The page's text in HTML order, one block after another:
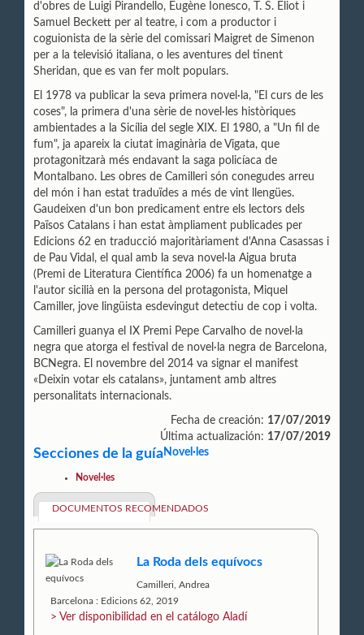
d'obres de Luigi Pirandello, Eugène Ionesco, T. S. Eliot i
Samuel Beckett per al teatre, i com a productor i
coguionista de la sèrie del comissari Maigret de Simenon
per a la televisió italiana, o les aventures del tinent
Sheridan, que es van fer molt populars.
El 1978 va publicar la seva primera novel·la, "El curs de les
coses", la primera d'una sèrie de novel·les històriques
ambientades a la Sicília del segle XIX. El 1980, a "Un fil de
fum", ja apareix la ciutat imaginària de Vigata, que
protagonitzarà més endavant la saga policíaca de
Montalbano. Les obres de Camilleri són conegudes arreu
del món i han estat traduïdes a més de vint llengües.
Gaudeixen d'un bon predicament entre els lectors dels
Països Catalans i han estat àmpliament publicades per
Edicions 62 en traducció majoritàriament d'Anna Casassas i
de Pau Vidal, el qual amb la seva novel·la Aigua bruta
(Premi de Literatura Científica 2006) fa un homenatge a
l'autor sicilià en la persona del protagonista, Miquel
Camiller, jove lingüista esdevingut detectiu de cop i volta.
Camilleri guanya el IX Premi Pepe Carvalho de novel·la
negra que atorga el festival de novel·la negra de Barcelona,
BCNegra. El novembre del 2014 va signar el manifest
«Deixin votar els catalans», juntament amb altres
personalitats internacionals.
Fecha de creación: 17/07/2019
Última actualización: 17/07/2019
Secciones de la guía
Novel·les
Novel·les
DOCUMENTOS RECOMENDADOS
La Roda dels equívocs
Camilleri, Andrea
Barcelona : Edicions 62, 2019
> Ver disponibilidad en el catálogo Aladí